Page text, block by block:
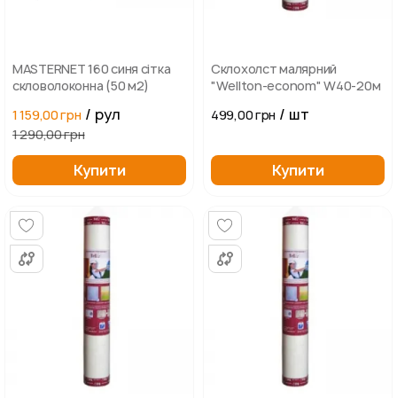
MASTERNET 160 синя cітка
скловолоконна (50 м2)
1 159,00 грн / рул
1 290,00 грн
Купити
Склохолст малярний
"Wellton-econom" W40-20м
499,00 грн / шт
Купити